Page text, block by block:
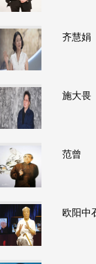
齐慧娟
施大畏
范曾
欧阳中